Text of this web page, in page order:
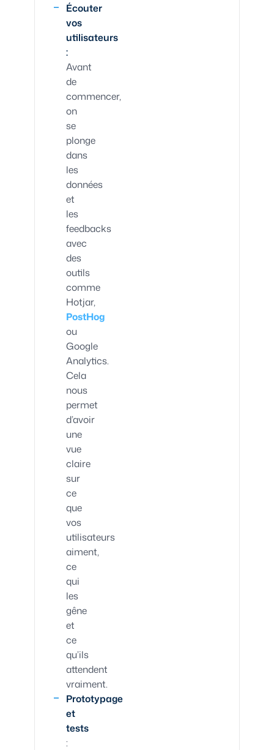
Écouter
vos
utilisateurs
:
Avant
de
commencer,
on
se
plonge
dans
les
données
et
les
feedbacks
avec
des
outils
comme
Hotjar,
PostHog
ou
Google
Analytics.
Cela
nous
permet
d’avoir
une
vue
claire
sur
ce
que
vos
utilisateurs
aiment,
ce
qui
les
gêne
et
ce
qu’ils
attendent
vraiment.
Prototypage
et
tests
: